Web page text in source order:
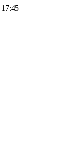
17:45